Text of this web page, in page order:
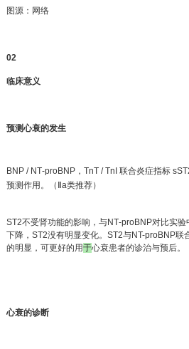
图源：网络
02
临床意义
预测心衰的发生
BNP / NT‐proBNP，TnT / TnI 联合炎症指标
预测作用。（Ⅱa类推荐）
ST2不受肾功能的影响，与NT‐proBNP对比实验
下降，ST2没有明显变化。ST2与NT-proBNP联
的明显，可更好的用于心衰患者的诊治与预后。
心衰的诊断